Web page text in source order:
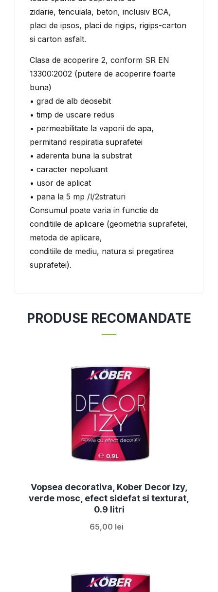
zidarie, tencuiala, beton, inclusiv BCA,
placi de ipsos, placi de rigips, rigips-carton
si carton asfalt.
Clasa de acoperire 2, conform SR EN
13300:2002 (putere de acoperire foarte
buna)
• grad de alb deosebit
• timp de uscare redus
• permeabilitate la vaporii de apa,
permitand respiratia suprafetei
• aderenta buna la substrat
• caracter nepoluant
• usor de aplicat
• pana la 5 mp /l/2straturi
Consumul poate varia in functie de
conditiile de aplicare (geometria suprafetei,
metoda de aplicare,
conditiile de mediu, natura si pregatirea
suprafetei).
PRODUSE RECOMANDATE
Vopsea decorativa, Kober Decor Izy,
verde mosc, efect sidefat si texturat,
0.9 litri
65,00 lei